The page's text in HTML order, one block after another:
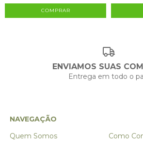
ENVIAMOS SUAS
Entrega em todo o
NAVEGAÇÃO
Quem Somos
Como